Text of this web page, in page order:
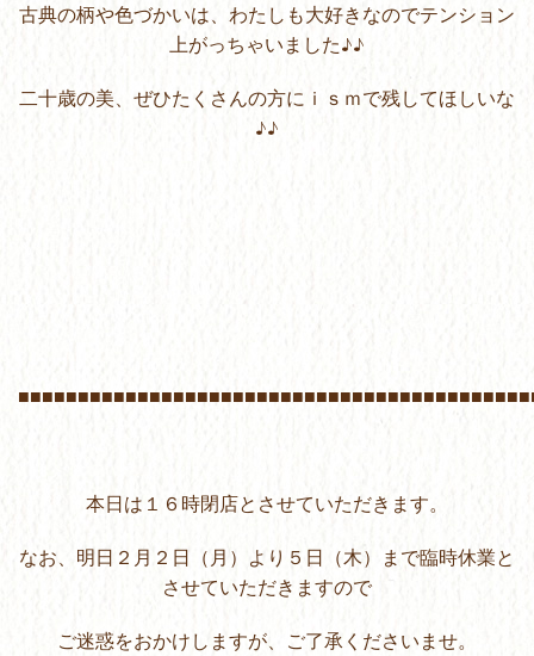
古典の柄や色づかいは、わたしも大好きなのでテンション
上がっちゃいました♪♪
二十歳の美、ぜひたくさんの方にｉｓｍで残してほしいな
♪♪
本日は１６時閉店とさせていただきます。
なお、明日２月２日（月）より５日（木）まで臨時休業と
させていただきますので
ご迷惑をおかけしますが、ご了承くださいませ。